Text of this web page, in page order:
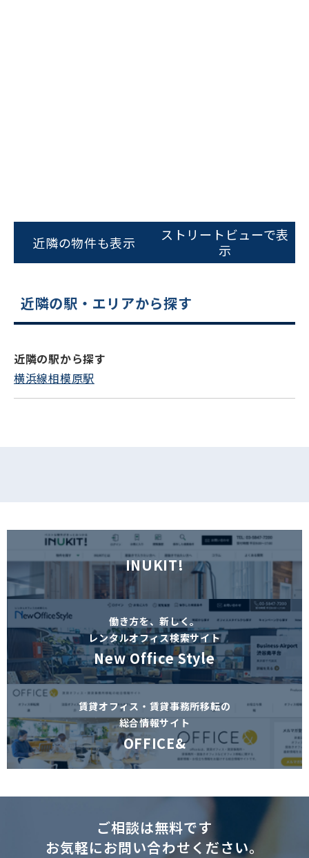
0120-620-213
近隣の物件も表示
ストリートビューで表
示
近隣の駅・エリアから探す
近隣の駅から探す
横浜線相模原駅
INUKIT!
働き方を、新しく。
レンタルオフィス検索サイト
New Office Style
賃貸オフィス・賃貸事務所移転の
総合情報サイト
OFFICE&
ご相談は無料です
お気軽にお問い合わせください。